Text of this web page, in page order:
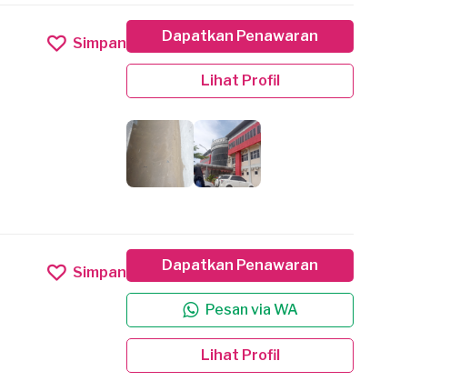
Simpan Dapatkan Penawaran
Lihat Profil
Simpan Dapatkan Penawaran
Pesan via WA
Lihat Profil